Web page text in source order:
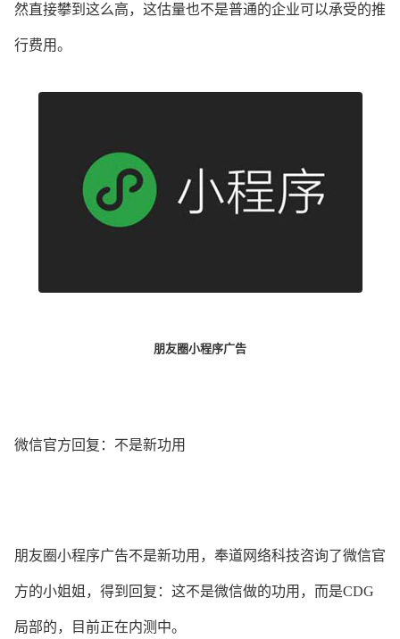
然直接攀到这么高，这估量也不是普通的企业可以承受的推
行费用。
朋友圈小程序广告
微信官方回复：不是新功用
朋友圈小程序广告不是新功用，奉道网络科技咨询了微信官
方的小姐姐，得到回复：这不是微信做的功用，而是CDG
局部的，目前正在内测中。